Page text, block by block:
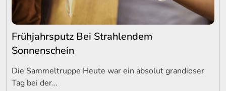
Frühjahrsputz Bei Strahlendem
Sonnenschein
Die Sammeltruppe Heute war ein absolut grandioser
Tag bei der…